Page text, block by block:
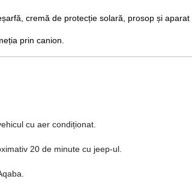
cremă de protecție solară, prosop și aparat
prin canion.
cu aer condiționat.
20 de minute cu jeep-ul.